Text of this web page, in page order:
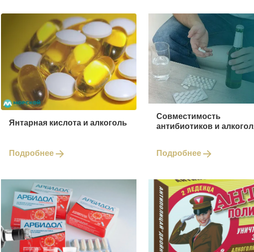
Янтарная кислота и алкоголь
Подробнее
Совместимость
антибиотиков и
Подробнее